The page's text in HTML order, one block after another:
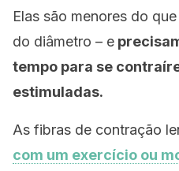
Elas são menores do
do diâmetro – e
tempo para se
estimuladas.
As fibras de contração
com um exercício ou